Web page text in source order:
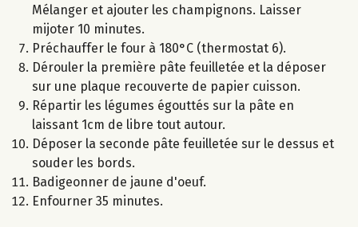
Mélanger et ajouter les champignons. Laisser
mijoter 10 minutes.
Préchauffer le four à 180°C (thermostat 6).
Dérouler la première pâte feuilletée et la déposer
sur une plaque recouverte de papier cuisson.
Répartir les légumes égouttés sur la pâte en
laissant 1cm de libre tout autour.
Déposer la seconde pâte feuilletée sur le dessus et
souder les bords.
Badigeonner de jaune d'oeuf.
Enfourner 35 minutes.